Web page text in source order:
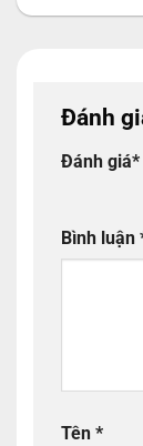
Đánh
Đánh giá*
Bình luận
Tên *